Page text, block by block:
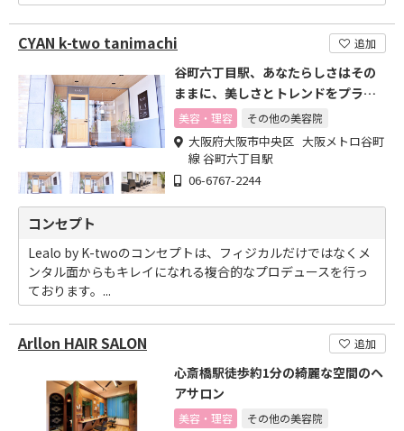
CYAN k-two tanimachi 追加
谷町六丁目駅、あなたらしさはその
ままに、美しさとトレンドをプラス
した好印象なスタイルに。
美容・理容 その他の美容院
大阪府大阪市中央区 大阪メトロ谷町
線 谷町六丁目駅
06-6767-2244
コンセプト
Lealo by K-twoのコンセプトは、フィジカルだけではなくメ
ンタル面からもキレイになれる複合的なプロデュースを行っ
ております。...
Arllon HAIR SALON 追加
心斎橋駅徒歩約1分の綺麗な空間のヘ
アサロン
美容・理容 その他の美容院